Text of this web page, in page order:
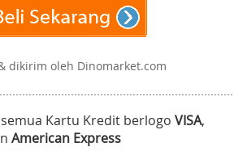
dikirim oleh Dinomarket.com
Kartu Kredit berlogo VISA,
American Express